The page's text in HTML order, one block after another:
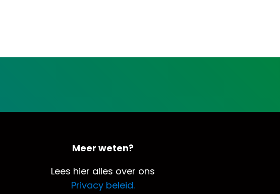
Meer weten?
Lees hier alles over ons
Privacy beleid.